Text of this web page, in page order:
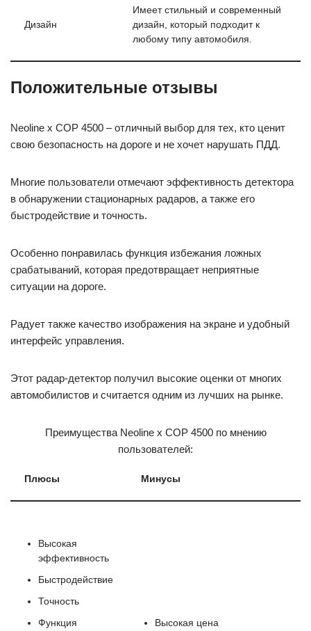
Дизайн
Имеет стильный и современный
дизайн, который подходит к
любому типу автомобиля.
Положительные отзывы
Neoline x COP 4500 – отличный выбор для тех, кто ценит
свою безопасность на дороге и не хочет нарушать ПДД.
Многие пользователи отмечают эффективность детектора
в обнаружении стационарных радаров, а также его
быстродействие и точность.
Особенно понравилась функция избежания ложных
срабатываний, которая предотвращает неприятные
ситуации на дороге.
Радует также качество изображения на экране и удобный
интерфейс управления.
Этот радар-детектор получил высокие оценки от многих
автомобилистов и считается одним из лучших на рынке.
Преимущества Neoline x COP 4500 по мнению
пользователей:
Плюсы Минусы
Высокая
эффективность
Быстродействие
Точность
Функция
Высокая цена